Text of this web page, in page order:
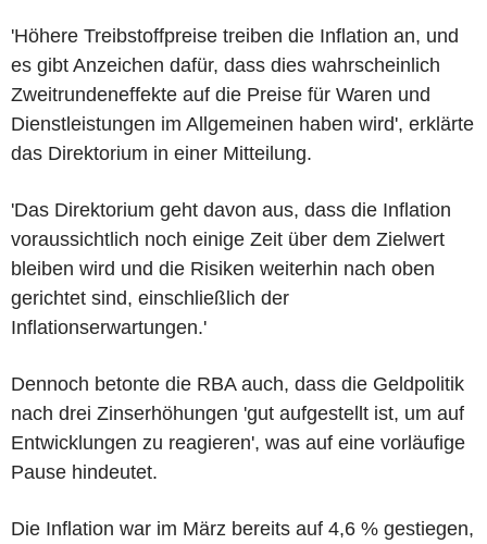
'Höhere Treibstoffpreise treiben die Inflation an, und
es gibt Anzeichen dafür, dass dies wahrscheinlich
Zweitrundeneffekte auf die Preise für Waren und
Dienstleistungen im Allgemeinen haben wird', erklärte
das Direktorium in einer Mitteilung.
'Das Direktorium geht davon aus, dass die Inflation
voraussichtlich noch einige Zeit über dem Zielwert
bleiben wird und die Risiken weiterhin nach oben
gerichtet sind, einschließlich der
Inflationserwartungen.'
Dennoch betonte die RBA auch, dass die Geldpolitik
nach drei Zinserhöhungen 'gut aufgestellt ist, um auf
Entwicklungen zu reagieren', was auf eine vorläufige
Pause hindeutet.
Die Inflation war im März bereits auf 4,6 % gestiegen,